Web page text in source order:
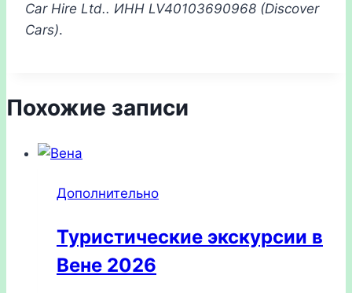
Car Hire Ltd.. ИНН LV40103690968 (Discover
Cars).
Похожие записи
Дополнительно
Туристические экскурсии в
Вене 2026